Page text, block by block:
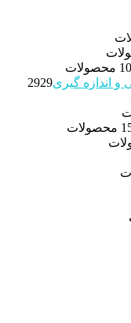
10
و اندازه گیری
2929